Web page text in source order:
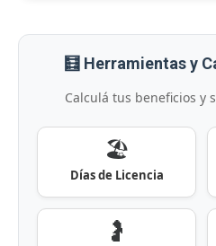
🧮 Herramientas y
Calculá tus beneficios y
🏖️
Días de Licencia
🤰